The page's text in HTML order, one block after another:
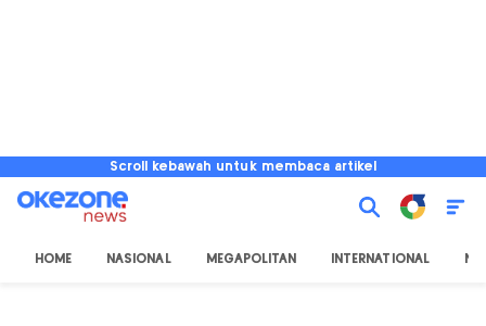
Scroll kebawah untuk membaca artikel
HOME NASIONAL MEGAPOLITAN INTERNATIONAL